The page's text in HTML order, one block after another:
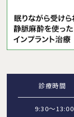
診療時間
9:30～13:00